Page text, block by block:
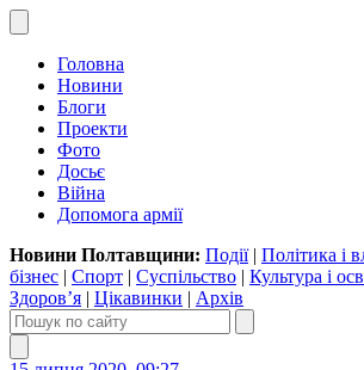
Головна
Новини
Блоги
Проекти
Фото
Досьє
Війна
Допомога армії
Новини Полтавщини: Події| Політика і
бізнес | Спорт | Суспільство | Культура і
Здоров’я | Цікавинки | Архів